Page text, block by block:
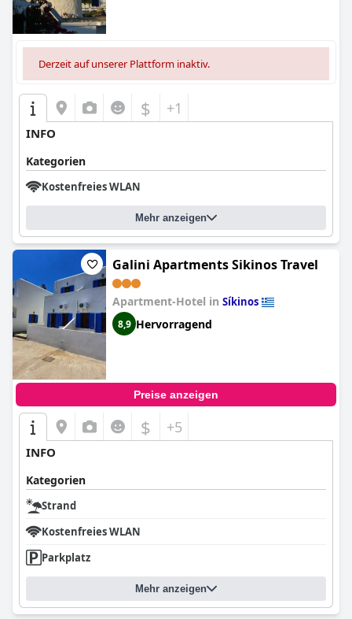
Derzeit auf unserer Plattform inaktiv.
$ +1
INFO
Kategorien
Kostenfreies WLAN
Mehr anzeigen
Galini Apartments Sikinos Travel
Apartment-Hotel in Síkinos
8,9 Hervorragend
Preise anzeigen
$ +5
INFO
Kategorien
Strand
Kostenfreies WLAN
Parkplatz
Mehr anzeigen